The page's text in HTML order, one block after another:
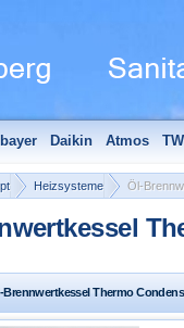
Daikin Atmos
Edle Badheizkörper
Heizsysteme Öl-
Brennwertkessel Thermo